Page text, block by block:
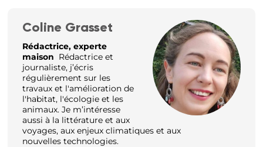
Coline Grasset
Rédactrice, experte
maison Rédactrice et
journaliste, j’écris
régulièrement sur les
travaux et l'amélioration de
l'habitat, l'écologie et les
animaux. Je m’intéresse
aussi à la littérature et aux
voyages, aux enjeux climatiques et aux
nouvelles technologies.